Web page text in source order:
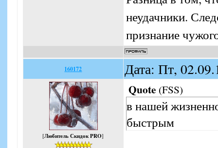
неудачники.
признание
160172 Дата: Пт,
[Любитель Скидок PRO]
Quote (FSS)
в нашей
быстрым